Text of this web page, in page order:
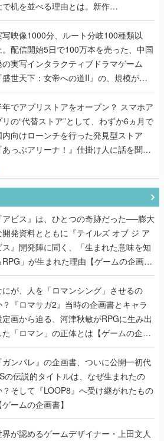
で机を並べる理由とは。新作
TATSUJIN EXTREME』で初タッグを組
だレジェンド2人に訊く開発秘話
写映像1000分、ルート分岐100種類以
。配信開始5日で100万本を売った、中国
の実写インタラクティブドラマゲーム
盛世天下：女帝への道II』の、規模が違
こだわりをプロデューサーに聞いた
でアプリストアをオープン？ スマホア
リの“代替ストア”として、わずか6ヵ月で
内向けローンチを行った発見型ストア
あっぷアリーナ！』仕掛け人に話を聞い
た
アビス』は、ひとつの奇跡だった──膨大
開発資料とともに『テイルズ オブ ジ ア
ス』開発陣に聞く、「生まれた意味を知
RPG」が生まれた理由【ゲームの企画
】
にが、人を「ロマンシング」させるの
？『ロマサガ2』当時の企画書とキャラ
定画から迫る、河津秋敏がRPGに生み出
た「ロマン」の正体とは【ゲームの企画
】
ガンパレ』の企画書、ついに公開━初代
の伝説的タイトルは、なぜ生まれたの
？そして『LOOP8』へ受け継がれたもの
ゲームの企画書】
界が認めるゲームデザイナー・上田文人